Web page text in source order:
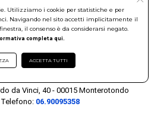
Legale: Via Leonardo da Vinci, 40 -
Fiscale: 06634500588 Capitale
Iscritto al Registro delle Imprese di
da Vinci, 40 - 00015 Monterotondo
06.90095358
Utilizziamo i cookie per statistiche e per
Navigando nel sito accetti implicitamente il
il consenso è da considerarsi negato.
completa qui.
ACCETTA TUTTI